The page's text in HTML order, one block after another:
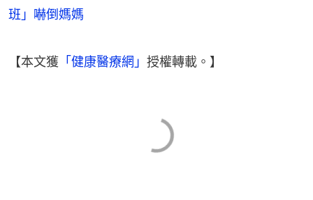
班」嚇倒媽媽
【本文獲 「健康醫療網」 授權轉載。】